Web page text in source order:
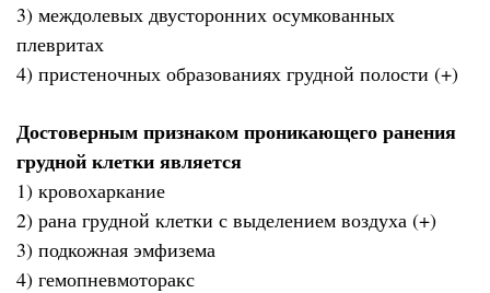
3) междолевых двусторонних осумкованных
плевритах
4) пристеночных образованиях грудной полости (+)
Достоверным признаком проникающего ранения
грудной клетки является
1) кровохаркание
2) рана грудной клетки с выделением воздуха (+)
3) подкожная эмфизема
4) гемопневмоторакс